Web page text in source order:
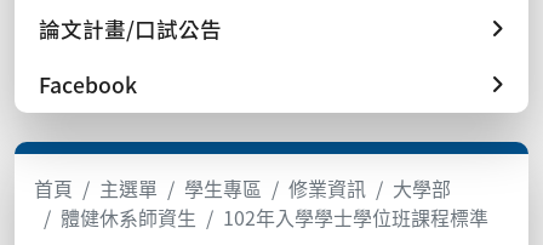
論文計畫/口試公告
Facebook
首頁 主選單 學生專區 修業資訊
大學部
體健休系師資生
102年入學學士學位班課程標準